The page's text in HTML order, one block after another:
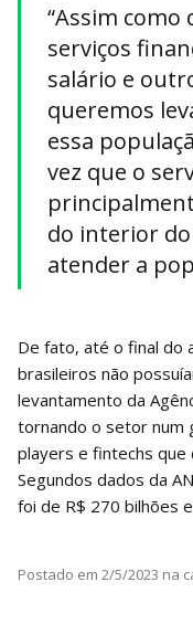
“Assim como
serviços
salário e
queremos
essa
vez que o
do interior
atender a
De fato, até o final do
brasileiros não
levantamento da
tornando o setor num
players e fintechs
Segundos dados da
foi de R$ 270 bilhões
Postado em 2/5/2023 na